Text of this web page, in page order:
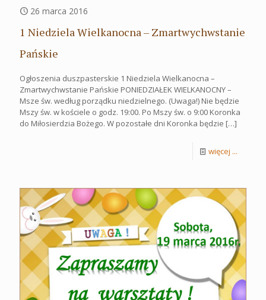
26 marca 2016
1 Niedziela Wielkanocna – Zmartwychwstanie
Pańskie
Ogłoszenia duszpasterskie 1 Niedziela Wielkanocna –
Zmartwychwstanie Pańskie PONIEDZIAŁEK WIELKANOCNY –
Msze św. według porządku niedzielnego. (Uwaga!) Nie będzie
Mszy św. w kościele o godz. 19:00. Po Mszy św. o 9:00 Koronka
do Miłosierdzia Bożego. W pozostałe dni Koronka będzie […]
więcej ...